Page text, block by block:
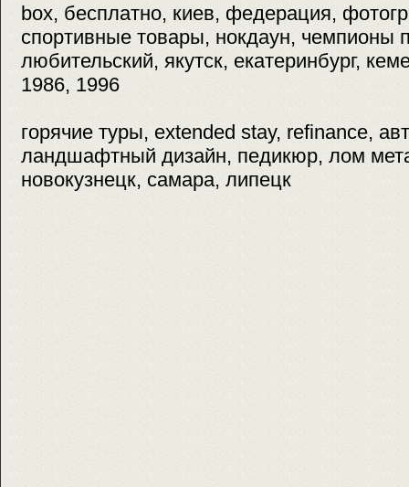
box, бесплатно, киев, федерация,
спортивные товары, нокдаун, чемпионы
любительский, якутск, екатеринбург,
1986, 1996
горячие туры, extended stay, refinance,
ландшафтный дизайн, педикюр, лом
новокузнецк, самара, липецк